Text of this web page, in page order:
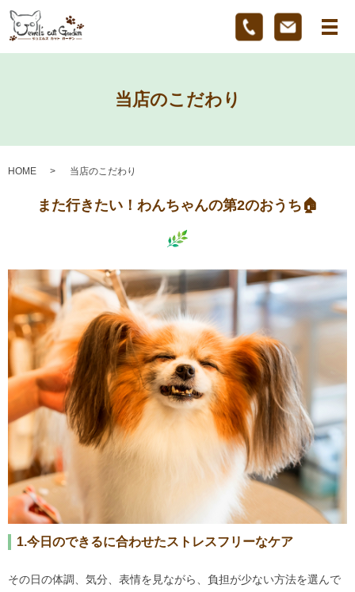
メ
当店のこだわり
HOME 当店のこだわり
また行きたい！わんちゃんの第2のおうち🏠
1.今日のできるに合わせたストレスフリーなケア
その日の体調、気分、表情を見ながら、負担が少ない方法を選んで